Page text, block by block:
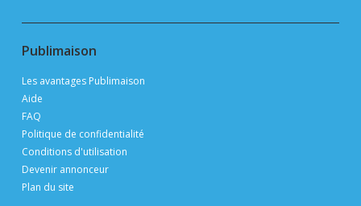
Publimaison
Les avantages Publimaison
Aide
FAQ
Politique de confidentialité
Conditions d'utilisation
Devenir annonceur
Plan du site